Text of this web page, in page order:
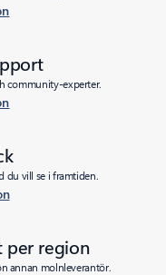
community-experter.
du vill se i framtiden.
per region
annan molnleverantör.